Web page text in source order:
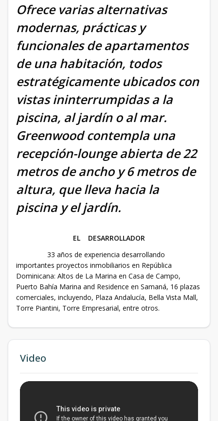
Ofrece varias alternativas
modernas, prácticas y
funcionales de apartamentos
de una habitación, todos
estratégicamente ubicados con
vistas ininterrumpidas a la
piscina, al jardín o al mar.
Greenwood contempla una
recepción-lounge abierta de 22
metros de ancho y 6 metros de
altura, que lleva hacia la
piscina y el jardín.
EL DESARROLLADOR
33 años de experiencia desarrollando
importantes proyectos inmobiliarios en República
Dominicana: Altos de La Marina en Casa de Campo,
Puerto Bahía Marina and Residence en Samaná, 16 plazas
comerciales, incluyendo, Plaza Andalucía, Bella Vista Mall,
Torre Piantini, Torre Empresarial, entre otros.
Video